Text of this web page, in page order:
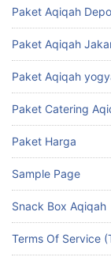
Paket Aqiqah
Paket Aqiqah
Paket Aqiqah
Paket Catering
Paket Harga
Sample Page
Snack Box Aqiqah
Terms Of Service